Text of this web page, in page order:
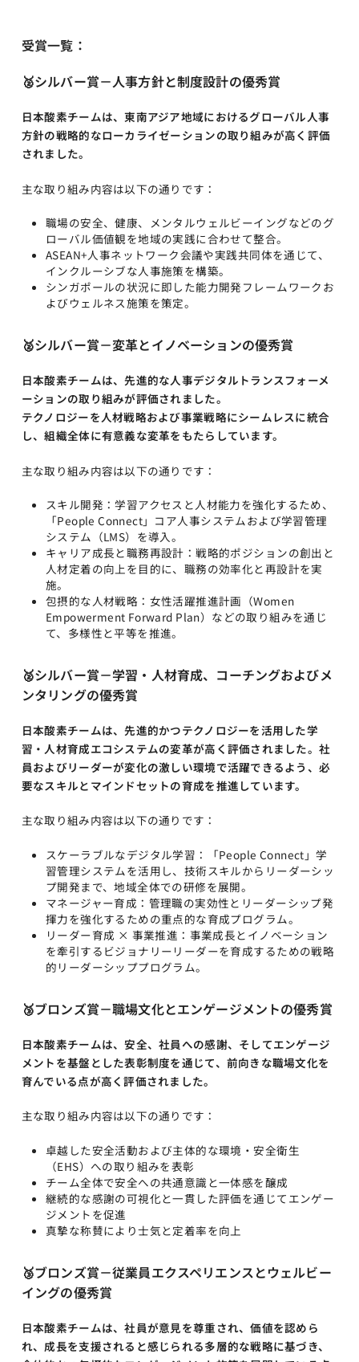
受賞一覧：
🥈シルバー賞－人事方針と制度設計の優秀賞
日本酸素チームは、東南アジア地域におけるグローバル人事
方針の戦略的なローカライゼーションの取り組みが高く評価
されました。
主な取り組み内容は以下の通りです：
職場の安全、健康、メンタルウェルビーイングなどのグ
ローバル価値観を地域の実践に合わせて整合。
ASEAN+人事ネットワーク会議や実践共同体を通じて、
インクルーシブな人事施策を構築。
シンガポールの状況に即した能力開発フレームワークお
よびウェルネス施策を策定。
🥈シルバー賞－変革とイノベーションの優秀賞
日本酸素チームは、先進的な人事デジタルトランスフォーメ
ーションの取り組みが評価されました。
テクノロジーを人材戦略および事業戦略にシームレスに統合
し、組織全体に有意義な変革をもたらしています。
主な取り組み内容は以下の通りです：
スキル開発：学習アクセスと人材能力を強化するため、
「People Connect」コア人事システムおよび学習管理
システム（LMS）を導入。
キャリア成長と職務再設計：戦略的ポジションの創出と
人材定着の向上を目的に、職務の効率化と再設計を実
施。
包摂的な人材戦略：女性活躍推進計画（Women
Empowerment Forward Plan）などの取り組みを通じ
て、多様性と平等を推進。
🥈シルバー賞－学習・人材育成、コーチングおよびメ
ンタリングの優秀賞
日本酸素チームは、先進的かつテクノロジーを活用した学
習・人材育成エコシステムの変革が高く評価されました。社
員およびリーダーが変化の激しい環境で活躍できるよう、必
要なスキルとマインドセットの育成を推進しています。
主な取り組み内容は以下の通りです：
スケーラブルなデジタル学習：「People Connect」学
習管理システムを活用し、技術スキルからリーダーシッ
プ開発まで、地域全体での研修を展開。
マネージャー育成：管理職の実効性とリーダーシップ発
揮力を強化するための重点的な育成プログラム。
リーダー育成 × 事業推進：事業成長とイノベーション
を牽引するビジョナリーリーダーを育成するための戦略
的リーダーシッププログラム。
🥉ブロンズ賞－職場文化とエンゲージメントの優秀賞
日本酸素チームは、安全、社員への感謝、そしてエンゲージ
メントを基盤とした表彰制度を通じて、前向きな職場文化を
育んでいる点が高く評価されました。
主な取り組み内容は以下の通りです：
卓越した安全活動および主体的な環境・安全衛生
（EHS）への取り組みを表彰
チーム全体で安全への共通意識と一体感を醸成
継続的な感謝の可視化と一貫した評価を通じてエンゲー
ジメントを促進
真摯な称賛により士気と定着率を向上
🥉ブロンズ賞－従業員エクスペリエンスとウェルビー
イングの優秀賞
日本酸素チームは、社員が意見を尊重され、価値を認めら
れ、成長を支援されると感じられる多層的な戦略に基づき、